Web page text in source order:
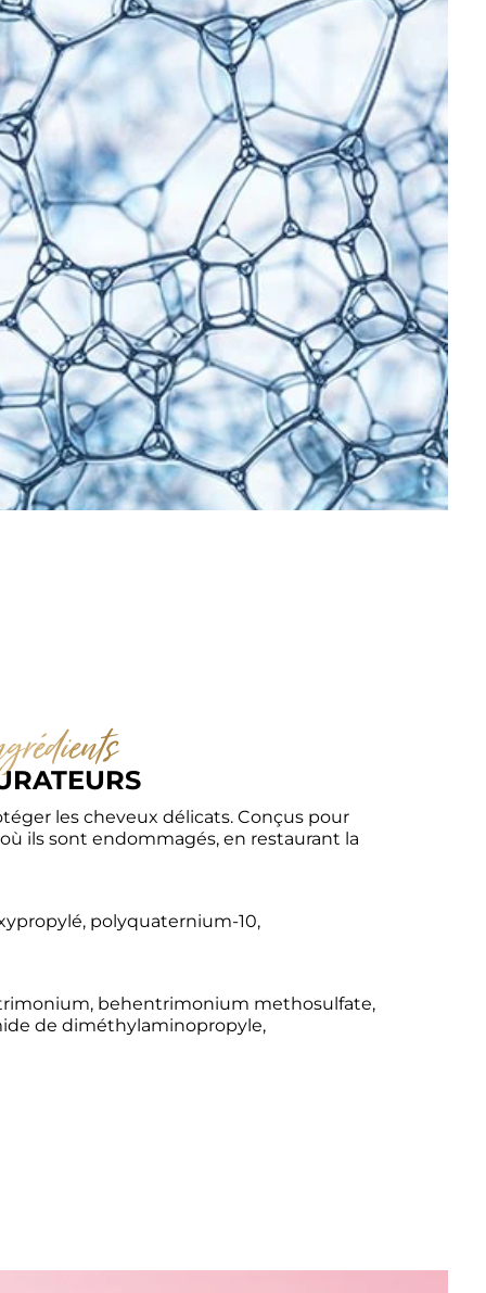
les cheveux délicats. Conçus pour
ils sont endommagés, en restaurant la
polyquaternium-10,
behentrimonium methosulfate,
de diméthylaminopropyle,